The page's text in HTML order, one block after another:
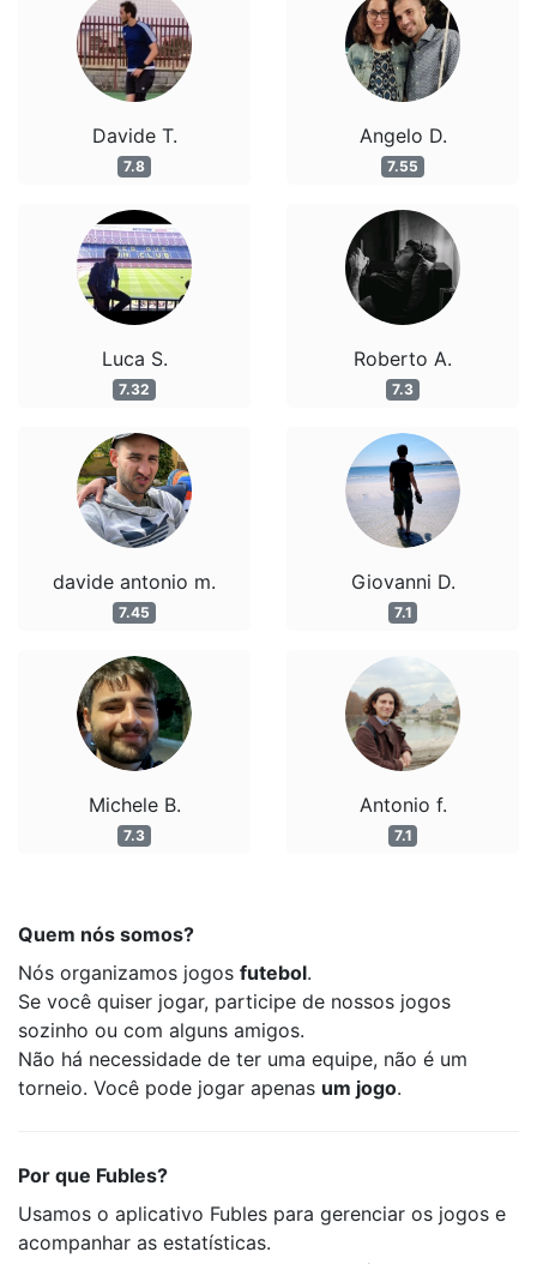
Davide T.
7.8
Luca S.
7.32
davide antonio m.
7.45
Michele B.
7.3
Angelo D.
7.55
Roberto A.
7.3
Giovanni D.
7.1
Antonio f.
7.1
Quem nós somos?
Nós organizamos jogos futebol.
Se você quiser jogar, participe de nossos jogos
sozinho ou com alguns amigos.
Não há necessidade de ter uma equipe, não é um
torneio. Você pode jogar apenas um jogo.
Por que Fubles?
Usamos o aplicativo Fubles para gerenciar os jogos e
acompanhar as estatísticas.